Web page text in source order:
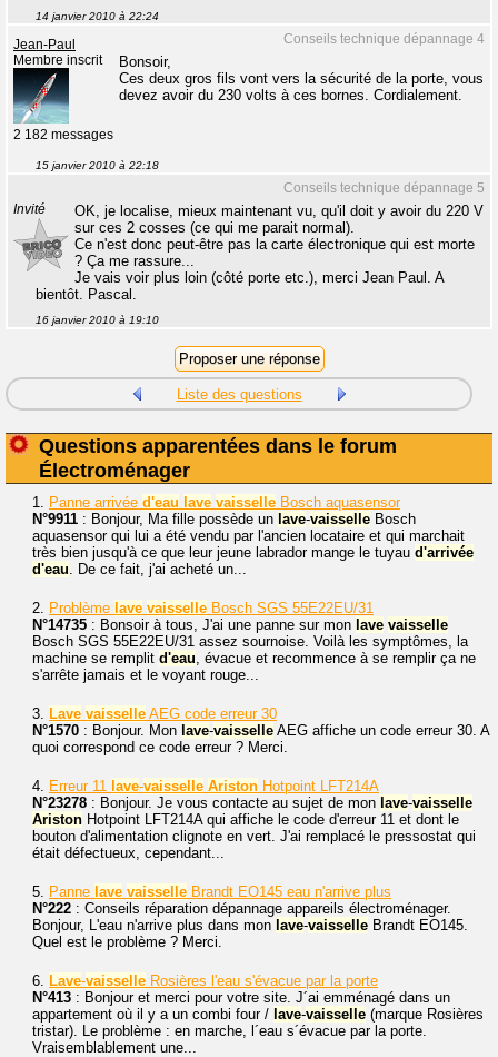
14 janvier 2010 à 22:24
Conseils technique dépannage 4
Jean-Paul
Membre inscrit
2 182 messages
Bonsoir,
Ces deux gros fils vont vers la sécurité de la porte, vous
devez avoir du 230 volts à ces bornes. Cordialement.
15 janvier 2010 à 22:18
Conseils technique dépannage 5
Invité
OK, je localise, mieux maintenant vu, qu'il doit y avoir du 220 V
sur ces 2 cosses (ce qui me parait normal).
Ce n'est donc peut-être pas la carte électronique qui est morte
? Ça me rassure...
Je vais voir plus loin (côté porte etc.), merci Jean Paul. A
bientôt. Pascal.
16 janvier 2010 à 19:10
Liste des questions
Questions apparentées dans le forum
Électroménager
1. Panne arrivée d'eau lave vaisselle Bosch aquasensor
N°9911 : Bonjour, Ma fille possède un lave-vaisselle Bosch
aquasensor qui lui a été vendu par l'ancien locataire et qui marchait
très bien jusqu'à ce que leur jeune labrador mange le tuyau d'arrivée
d'eau. De ce fait, j'ai acheté un...
2. Problème lave vaisselle Bosch SGS 55E22EU/31
N°14735 : Bonsoir à tous, J'ai une panne sur mon lave vaisselle
Bosch SGS 55E22EU/31 assez sournoise. Voilà les symptômes, la
machine se remplit d'eau, évacue et recommence à se remplir ça ne
s'arrête jamais et le voyant rouge...
3. Lave vaisselle AEG code erreur 30
N°1570 : Bonjour. Mon lave-vaisselle AEG affiche un code erreur 30. A
quoi correspond ce code erreur ? Merci.
4. Erreur 11 lave-vaisselle Ariston Hotpoint LFT214A
N°23278 : Bonjour. Je vous contacte au sujet de mon lave-vaisselle
Ariston Hotpoint LFT214A qui affiche le code d'erreur 11 et dont le
bouton d'alimentation clignote en vert. J'ai remplacé le pressostat qui
était défectueux, cependant...
5. Panne lave vaisselle Brandt EO145 eau n'arrive plus
N°222 : Conseils réparation dépannage appareils électroménager.
Bonjour, L'eau n'arrive plus dans mon lave-vaisselle Brandt EO145.
Quel est le problème ? Merci.
6. Lave-vaisselle Rosières l'eau s'évacue par la porte
N°413 : Bonjour et merci pour votre site. J´ai emménagé dans un
appartement où il y a un combi four / lave-vaisselle (marque Rosières
tristar). Le problème : en marche, l´eau s´évacue par la porte.
Vraisemblablement une...